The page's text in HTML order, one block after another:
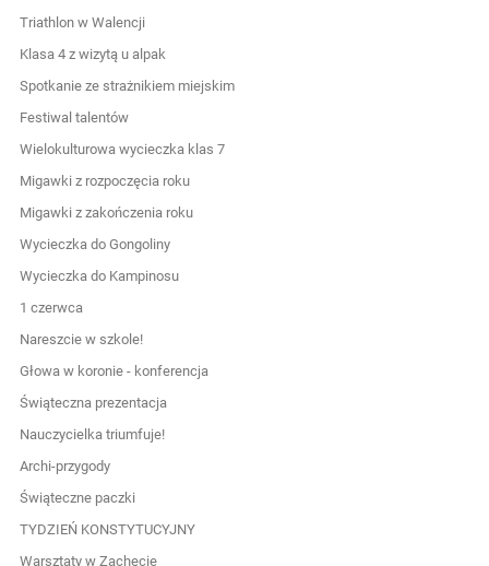
Triathlon w Walencji
Klasa 4 z wizytą u alpak
Spotkanie ze strażnikiem miejskim
Festiwal talentów
Wielokulturowa wycieczka klas 7
Migawki z rozpoczęcia roku
Migawki z zakończenia roku
Wycieczka do Gongoliny
Wycieczka do Kampinosu
1 czerwca
Nareszcie w szkole!
Głowa w koronie - konferencja
Świąteczna prezentacja
Nauczycielka triumfuje!
Archi-przygody
Świąteczne paczki
TYDZIEŃ KONSTYTUCYJNY
Warsztaty w Zachęcie